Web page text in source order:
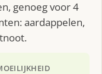
genoeg voor 4
aardappelen,